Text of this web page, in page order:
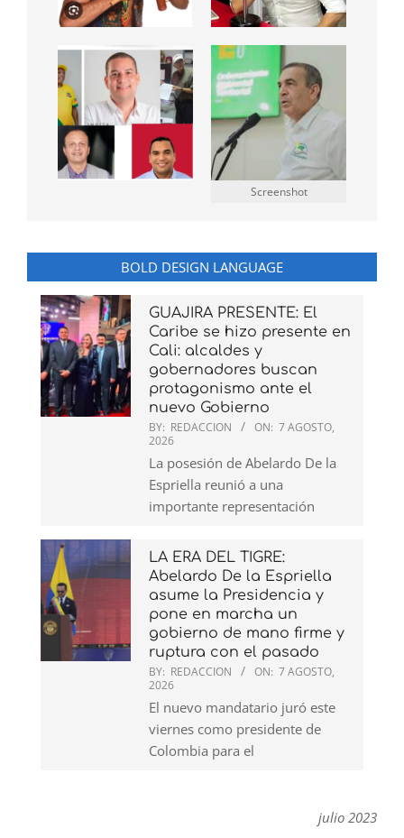
Screenshot
BOLD DESIGN LANGUAGE
GUAJIRA PRESENTE: El
Caribe se hizo presente en
Cali: alcaldes y
gobernadores buscan
protagonismo ante el
nuevo Gobierno
BY: REDACCION ON: 7 AGOSTO,
2026
La posesión de Abelardo De la
Espriella reunió a una
importante representación
LA ERA DEL TIGRE:
Abelardo De la Espriella
asume la Presidencia y
pone en marcha un
gobierno de mano firme y
ruptura con el pasado
BY: REDACCION ON: 7 AGOSTO,
2026
El nuevo mandatario juró este
viernes como presidente de
Colombia para el
julio 2023